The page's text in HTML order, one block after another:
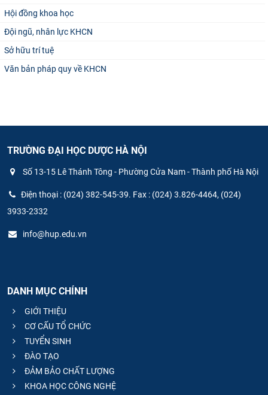
Hội đồng khoa học
Đội ngũ, nhân lực KHCN
Sở hữu trí tuệ
Văn bản pháp quy về KHCN
TRƯỜNG ĐẠI HỌC DƯỢC HÀ NỘI
Số 13-15 Lê Thánh Tông - Phường Cửa Nam - Thành phố Hà Nội
Điện thoại : (024) 382-545-39. Fax : (024) 3.826-4464, (024)
3933-2332
info@hup.edu.vn
DANH MỤC CHÍNH
GIỚI THIỆU
CƠ CẤU TỔ CHỨC
TUYỂN SINH
ĐÀO TẠO
ĐẢM BẢO CHẤT LƯỢNG
KHOA HỌC CÔNG NGHỆ